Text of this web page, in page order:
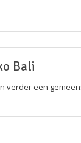
Bali
verder een